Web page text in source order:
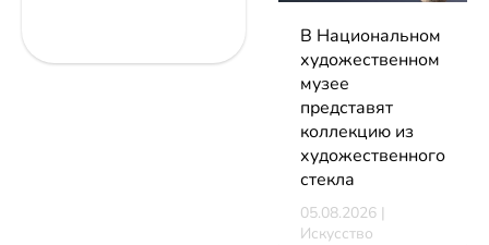
В Национальном
художественном
музее
представят
коллекцию из
художественного
стекла
05.08.2026 |
Искусство